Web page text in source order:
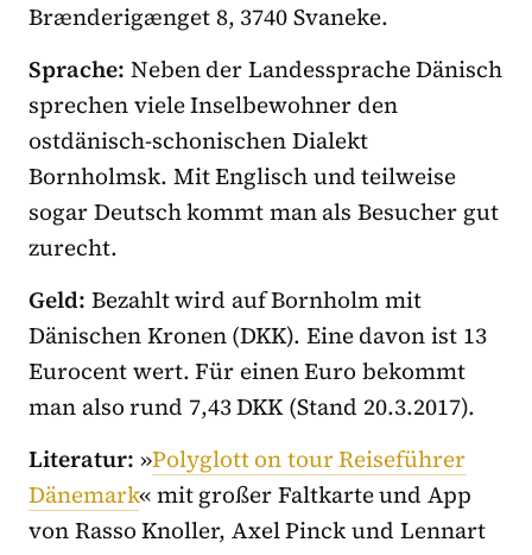
Brænderigænget 8, 3740 Svaneke.
Sprache: Neben der Landessprache Dänisch
sprechen viele Inselbewohner den
ostdänisch-schonischen Dialekt
Bornholmsk. Mit Englisch und teilweise
sogar Deutsch kommt man als Besucher gut
zurecht.
Geld: Bezahlt wird auf Bornholm mit
Dänischen Kronen (DKK). Eine davon ist 13
Eurocent wert. Für einen Euro bekommt
man also rund 7,43 DKK (Stand 20.3.2017).
Literatur: »Polyglott on tour Reiseführer
Dänemark« mit großer Faltkarte und App
von Rasso Knoller, Axel Pinck und Lennart